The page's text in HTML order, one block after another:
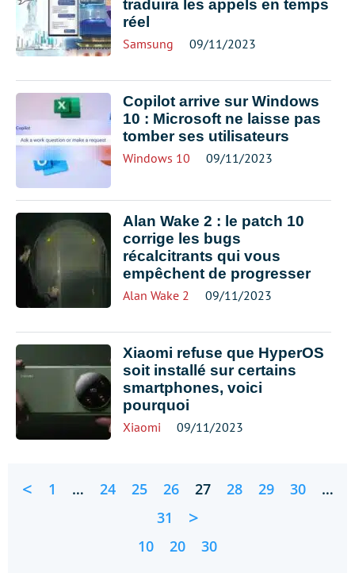
traduira les appels en temps
réel
Samsung 09/11/2023
Copilot arrive sur Windows
10 : Microsoft ne laisse pas
tomber ses utilisateurs
Windows 10 09/11/2023
Alan Wake 2 : le patch 10
corrige les bugs
récalcitrants qui vous
empêchent de progresser
Alan Wake 2 09/11/2023
Xiaomi refuse que HyperOS
soit installé sur certains
smartphones, voici
pourquoi
Xiaomi 09/11/2023
< 1 … 24 25 26 27 28 29 30
…
31
>
10 20 30